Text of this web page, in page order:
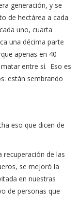
generación, y se
de hectárea a cada
uno, cuarta
una décima parte
apenas en 40
entre sí. Eso es
están sembrando
eso que dicen de
de las
se mejoró la
en nuestras
de personas que